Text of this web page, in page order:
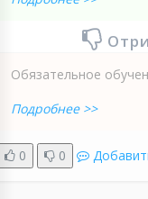
Обязательное
Подробнее >>
0 0